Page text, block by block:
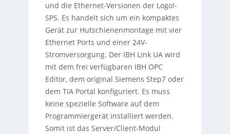
und die Ethernet-Versionen der Logo!-
SPS. Es handelt sich um ein kompaktes
Gerät zur Hutschienenmontage mit vier
Ethernet Ports und einer 24V-
Stromversorgung. Der IBH Link UA wird
mit dem frei verfügbaren IBH OPC
Editor, dem original Siemens Step7 oder
dem TIA Portal konfiguriert. Es muss
keine spezielle Software auf dem
Programmiergerät installiert werden.
Somit ist das Server/Client-Modul